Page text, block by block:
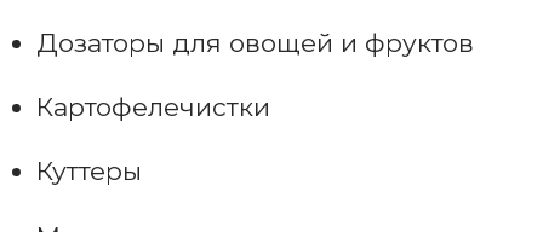
Дозаторы для овощей и фруктов
Картофелечистки
Куттеры